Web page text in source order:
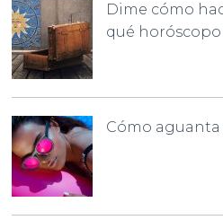
Dime cómo
qué
Cómo